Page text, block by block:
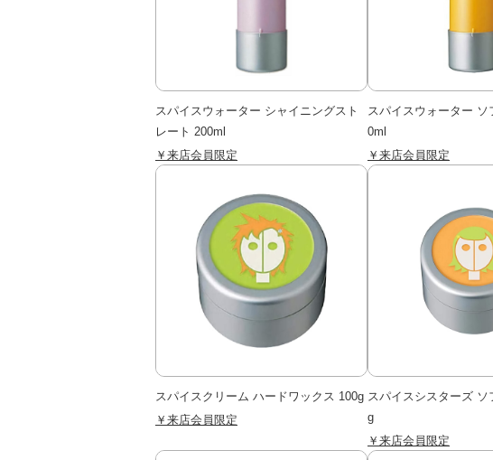
スパイスウォーター シャイニングスト
レート 200ml
￥来店会員限定
スパイスウォーター ソ
0ml
￥来店会員限定
スパイスクリーム ハードワックス 100g
￥来店会員限定
スパイスシスターズ ソ
g
￥来店会員限定